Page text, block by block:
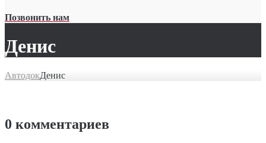
Позвонить нам
Денис
АвтодокДенис
0 комментариев